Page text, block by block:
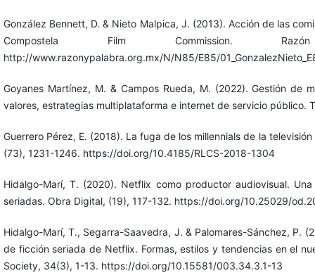
González Bennett, D. & Nieto Malpica, J. (2013). Acción de las
Compostela Film Commission.
http://www.razonypalabra.org.mx/N/N85/E85/
Goyanes Martínez, M. & Campos Rueda, M. (2022). Gestión de
valores, estrategias multiplataforma e internet de servicio público.
Guerrero Pérez, E. (2018). La fuga de los millennials de la
(73), 1231-1246. https://doi.org/10.4185/RLCS-2018-1304
Hidalgo-Marí, T. (2020). Netflix como productor audiovisual.
seriadas. Obra Digital, (19), 117-132. https://doi.org/10.25029/
Hidalgo-Marí, T., Segarra-Saavedra, J. & Palomares-Sánchez, P.
de ficción seriada de Netflix. Formas, estilos y tendencias en el
Society, 34(3), 1-13. https://doi.org/10.15581/003.34.3.1-13